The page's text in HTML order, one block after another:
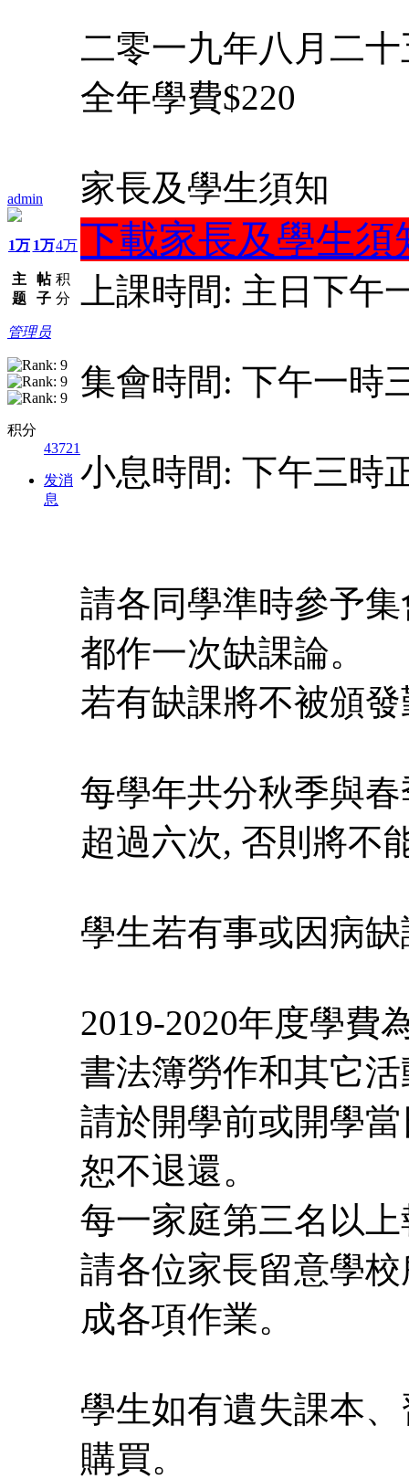
admin
1万
主
题
1万
帖
子
4万
积
分
管理员
积分
43721
发消
息
二零一九年八月二
全年
家長及學生須知
下載家長及學生須
上課時間: 主日下
集會時間: 下午一
小息時間: 下午
請各同學準時參予
都作一
若有缺課將
每學年共分秋季與
超過六次,
學生若有事或因病
2019-2020年度學費
書法簿勞作和其它
請於開學前或開學
恕不
每一家庭第三名以
請各位家長留意學
成各
學生如有遺失課本
購買。